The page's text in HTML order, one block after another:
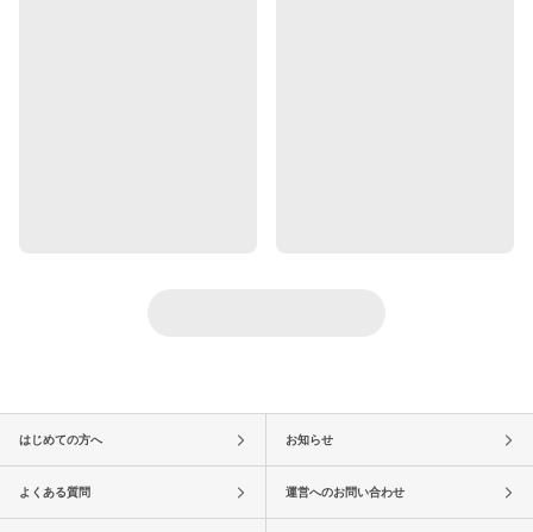
はじめての方へ お知らせ
よくある質問 運営へのお問い合わせ